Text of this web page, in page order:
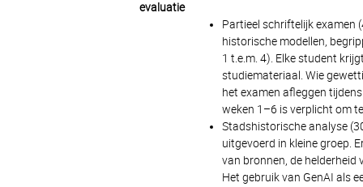
evaluatie
Partieel schriftelijk examen
historische modellen,
1 t.e.m. 4). Elke student
studiemateriaal. Wie
het examen afleggen
weken 1–6 is verplicht om
Stadshistorische analyse
uitgevoerd in kleine groep.
van bronnen, de helderheid
Het gebruik van GenAI als